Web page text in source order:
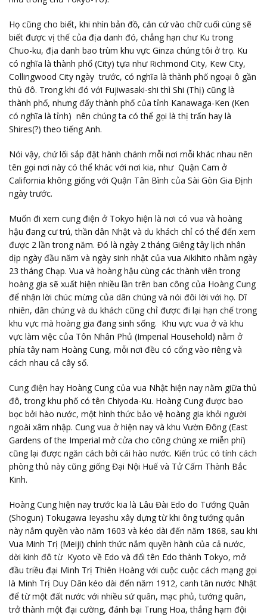
Họ cũng cho biết, khi nhìn bản đồ, căn cứ vào chữ cuối cùng sẽ
biết được vị thế của địa danh đó, chẳng hạn chư Ku trong
Chuo-ku, địa danh bao trùm khu vực Ginza chúng tôi ở trọ. Ku
có nghĩa là thành phố (City) tựa như Richmond City, Kew City,
Collingwood City ngày trước, có nghĩa là thành phố ngoại ô gần
thủ đô. Trong khi đó với Fujiwasaki-shi thì Shi (Thị) cũng là
thành phố, nhưng đấy thành phố của tỉnh Kanawaga-Ken (Ken
có nghĩa là tỉnh) nên chúng ta có thể gọi là thị trấn hay là
Shires(?) theo tiếng Anh.
Nói vậy, chứ lối sắp đặt hành chánh mỗi nơi mỗi khác nhau nên
tên gọi nơi này có thể khác với nơi kia, như Quận Cam ở
California không giống với Quận Tân Bình của Sài Gòn Gia Định
ngày trước.
Muốn đi xem cung điện ở Tokyo hiện là nơi có vua và hoàng
hậu đang cư trú, thần dân Nhật và du khách chỉ có thể đến xem
được 2 lần trong năm. Đó là ngày 2 tháng Giêng tây lịch nhân
dịp ngày đầu năm và ngày sinh nhật của vua Aikihito nhằm ngày
23 tháng Chạp. Vua và hoàng hậu cùng các thành viên trong
hoàng gia sẽ xuất hiện nhiều lần trên ban công của Hoàng Cung
để nhận lời chúc mừng của dân chúng và nói đôi lời với họ. Dĩ
nhiên, dân chúng và du khách cũng chỉ được đi lại hạn chế trong
khu vực mà hoàng gia đang sinh sống. Khu vực vua ở và khu
vực làm việc của Tôn Nhân Phủ (Imperial Household) nằm ở
phía tây nam Hoàng Cung, mỗi nơi đều có cổng vào riêng và
cách nhau cả cây số.
Cung điện hay Hoàng Cung của vua Nhật hiện nay nằm giữa thủ
đô, trong khu phố có tên Chiyoda-Ku. Hoàng Cung được bao
bọc bởi hào nước, một hình thức bảo vệ hoàng gia khỏi người
ngoài xâm nhập. Cung vua ở hiện nay và khu Vườn Đông (East
Gardens of the Imperial mở cửa cho công chúng xe miễn phí)
cũng lại được ngăn cách bởi cái hào nước. Kiến trúc có tính cách
phòng thủ này cũng giống Đại Nội Huế và Tử Cấm Thành Bắc
Kinh.
Hoàng Cung hiện nay trước kia là Lâu Đài Edo do Tướng Quân
(Shogun) Tokugawa Ieyashu xây dựng từ khi ông tướng quân
này nắm quyền vào năm 1603 và kéo dài đến năm 1868, sau khi
Vua Minh Trị (Meiji) chính thức nắm quyền hành của cả nước,
dời kinh đô từ Kyoto về Edo và đổi tên Edo thành Tokyo, mở
đầu triều đại Minh Trị Thiên Hoàng với cuộc cuộc cách mạng gọi
là Minh Trị Duy Dân kéo dài đến năm 1912, canh tân nước Nhật
để từ một đất nước với nhiều sứ quân, mạc phủ, tướng quân,
trở thành một đại cường, đánh bại Trung Hoa, thắng hạm đội